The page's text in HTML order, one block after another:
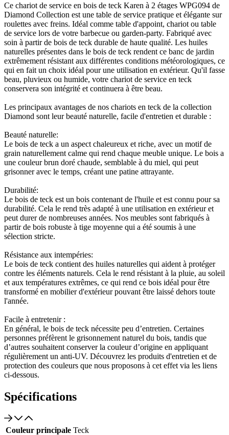
Ce chariot de service en bois de teck Karen à 2 étages WPG094 de
Diamond Collection est une table de service pratique et élégante sur
roulettes avec freins. Idéal comme table d'appoint, chariot ou table
de service lors de votre barbecue ou garden-party. Fabriqué avec
soin à partir de bois de teck durable de haute qualité. Les huiles
naturelles présentes dans le bois de teck rendent ce banc de jardin
extrêmement résistant aux différentes conditions météorologiques, ce
qui en fait un choix idéal pour une utilisation en extérieur. Qu'il fasse
beau, pluvieux ou humide, votre chariot de service en teck
conservera son intégrité et continuera à être beau.
Les principaux avantages de nos chariots en teck de la collection
Diamond sont leur beauté naturelle, facile d'entretien et durable :
Beauté naturelle:
Le bois de teck a un aspect chaleureux et riche, avec un motif de
grain naturellement calme qui rend chaque meuble unique. Le bois a
une couleur brun doré chaude, semblable à du miel, qui peut
grisonner avec le temps, créant une patine attrayante.
Durabilité:
Le bois de teck est un bois contenant de l'huile et est connu pour sa
durabilité. Cela le rend très adapté à une utilisation en extérieur et
peut durer de nombreuses années. Nos meubles sont fabriqués à
partir de bois robuste à tige moyenne qui a été soumis à une
sélection stricte.
Résistance aux intempéries:
Le bois de teck contient des huiles naturelles qui aident à protéger
contre les éléments naturels. Cela le rend résistant à la pluie, au soleil
et aux températures extrêmes, ce qui rend ce bois idéal pour être
transformé en mobilier d'extérieur pouvant être laissé dehors toute
l'année.
Facile à entretenir :
En général, le bois de teck nécessite peu d’entretien. Certaines
personnes préfèrent le grisonnement naturel du bois, tandis que
d’autres souhaitent conserver la couleur d’origine en appliquant
régulièrement un anti-UV. Découvrez les produits d'entretien et de
protection des couleurs que nous proposons à cet effet via les liens
ci-dessous.
Spécifications
Couleur principale Teck